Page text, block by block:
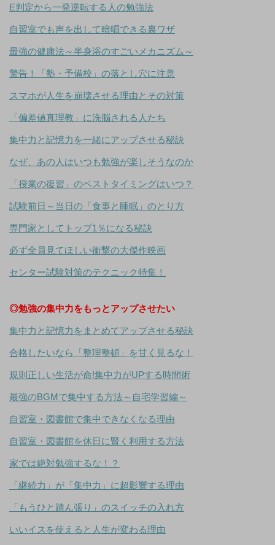
E判定から一発逆転する人の勉強法
自習室でも声を出して暗唱できる裏ワザ
最強の健康法～半身浴のすごいメカニズム～
警告！「塾・予備校」の落とし穴に注意
スマホが人生を崩壊させる理由とその対策
「偏差値真理教」に洗脳される人たち
集中力と記憶力を一緒にアップさせる秘訣
なぜ、あの人はいつも勉強が楽しそうなのか
「授業の復習」のベストタイミングはいつ？
試験前日～当日の「食事と睡眠」のとり方
専門家としてトップ1％になる秘訣
必ず全員見てほしい衝撃の大傑作映画
センター試験対策のテクニック特集！
◎勉強の集中力をもっとアップさせたい
集中力と記憶力をまとめてアップさせる秘訣
合格したいなら「整理整頓」を甘く見るな！
規則正しい生活が命!集中力がUPする時間術
最強のBGMで集中する方法～自宅学習編～
自習室・図書館で集中できなくなる理由
自習室・図書館を休日に賢く利用する方法
家では絶対勉強するな！？
「継続力」が「集中力」に超影響する理由
「もうひと踏ん張り」のスイッチの入れ方
いいイスを使えると人生が変わる理由